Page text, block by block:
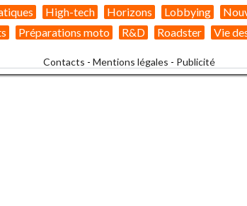
High-tech Horizons Lobbying
Préparations moto R&D Roadster Vie
Contacts - Mentions légales - Publicité